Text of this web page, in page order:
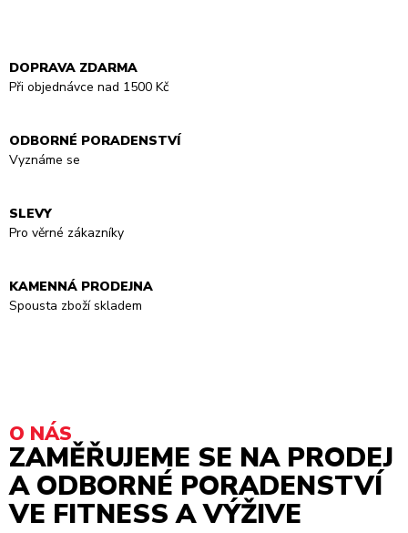
DOPRAVA ZDARMA
Při objednávce nad 1500 Kč
ODBORNÉ PORADENSTVÍ
Vyznáme se
SLEVY
Pro věrné zákazníky
KAMENNÁ PRODEJNA
Spousta zboží skladem
O NÁS
ZAMĚŘUJEME SE NA PRODEJ
A ODBORNÉ PORADENSTVÍ
VE FITNESS A VÝŽIVE